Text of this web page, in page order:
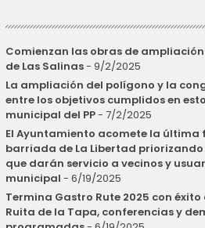
Comienzan las obras de
de Las Salinas- 9/2/2025
La ampliación del polígono y la
entre los objetivos cumplidos en
municipal del PP- 7/2/2025
El Ayuntamiento acomete la última
barriada de La Libertad
que darán servicio a vecinos y
municipal - 6/19/2025
Termina Gastro Rute 2025 con
Ruita de la Tapa, conferencias y